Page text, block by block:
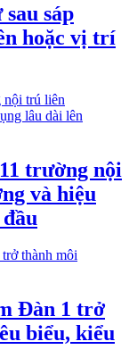
sáp
hoặc vị trí
trường nội
và hiệu
Đàn 1 trở
biểu, kiểu